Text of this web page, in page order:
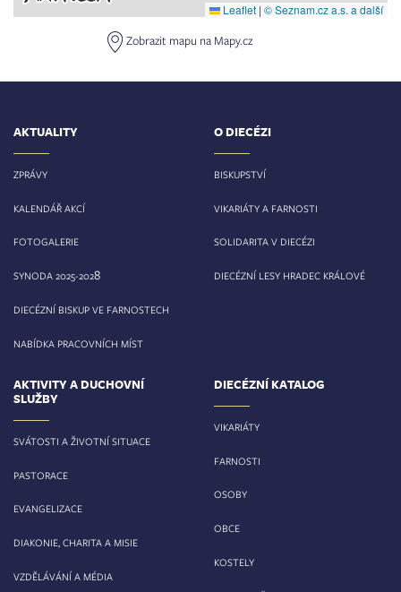
Leaflet | © Seznam.cz a.s. a další
Zobrazit mapu na Mapy.cz
AKTUALITY
ZPRÁVY
KALENDÁŘ AKCÍ
FOTOGALERIE
SYNODA 2025-2028
DIECÉZNÍ BISKUP VE FARNOSTECH
NABÍDKA PRACOVNÍCH MÍST
O DIECÉZI
BISKUPSTVÍ
VIKARIÁTY A FARNOSTI
SOLIDARITA V DIECÉZI
DIECÉZNÍ LESY HRADEC KRÁLOVÉ
AKTIVITY A DUCHOVNÍ
SLUŽBY
SVÁTOSTI A ŽIVOTNÍ SITUACE
PASTORACE
EVANGELIZACE
DIAKONIE, CHARITA A MISIE
VZDĚLÁVÁNÍ A MÉDIA
DIECÉZNÍ KATALOG
VIKARIÁTY
FARNOSTI
OSOBY
OBCE
KOSTELY